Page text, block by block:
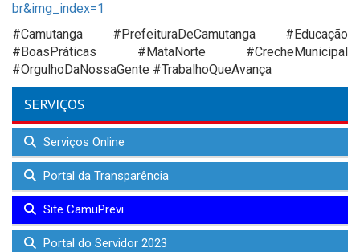
br&img_index=1
#Camutanga #PrefeituraDeCamutanga #Educação
#BoasPráticas #MataNorte #CrecheMunicipal
#OrgulhoDaNossaGente #TrabalhoQueAvança
SERVIÇOS
Serviços Online
Portal da Transparência
Site CamuPrevi
Portal do Servidor 2023